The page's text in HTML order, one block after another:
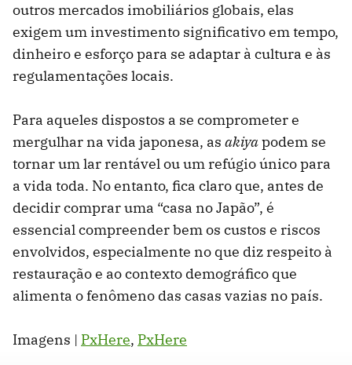
outros mercados imobiliários globais, elas
exigem um investimento significativo em tempo,
dinheiro e esforço para se adaptar à cultura e às
regulamentações locais.
Para aqueles dispostos a se comprometer e
mergulhar na vida japonesa, as akiyapodem se
tornar um lar rentável ou um refúgio único para
a vida toda. No entanto, fica claro que, antes de
decidir comprar uma “casa no Japão”, é
essencial compreender bem os custos e riscos
envolvidos, especialmente no que diz respeito à
restauração e ao contexto demográfico que
alimenta o fenômeno das casas vazias no país.
Imagens | PxHere, PxHere